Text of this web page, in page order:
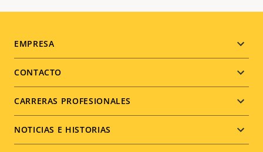
Footer
menu
EMPRESA
CONTACTO
CARRERAS PROFESIONALES
NOTICIAS E HISTORIAS